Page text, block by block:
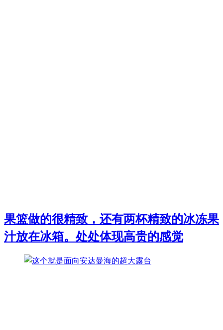
果篮做的很精致，还有两杯精致的冰冻果
汁放在冰箱。处处体现高贵的感觉